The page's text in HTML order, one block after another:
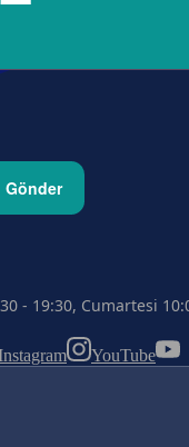
Gönder
- 19:30, Cumartesi
YouTube